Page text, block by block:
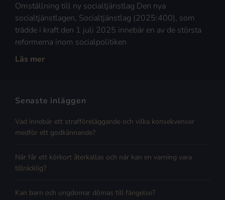
Omställning till ny socialtjänstlag Den nya
socialtjänstlagen, Socialtjänstlag (2025:400), som
trädde i kraft den 1 juli 2025 innebär en av de största
reformerna inom socialpolitiken
Läs mer
Senaste inläggen
Vad innebär ett strafföreläggande och vilka konsekvenser
medför ett godkännande?
När får ett körkort återkallas och när kan en varning vara
tillräcklig?
Kan barn och ungdomar dömas till fängelse?